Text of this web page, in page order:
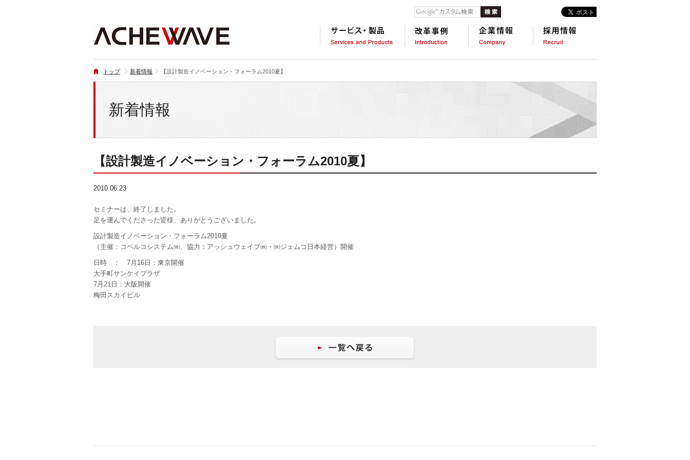
本
ま
で
トップ 新着情報 【設計製造イノベーション・フォーラム2010夏】
新着情報
【設計製造イノベーション・フォーラム2010夏】
2010.06.23
セミナーは、終了しました。
足を運んでくださった皆様、ありがとうございました。
設計製造イノベーション・フォーラム2010夏
（主催：コベルコシステム㈱、協力：アッシュウェイブ㈱・㈱ジェムコ日本経営）開催
日時 ： 7月16日：東京開催
大手町サンケイプラザ
7月21日：大阪開催
梅田スカイビル